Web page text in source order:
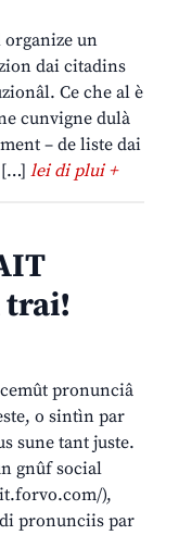
un
dai citadins
Ce che al è
cunvigne dulà
– de liste dai
[…] lei di plui +
trai!
pronunciâ
o sintìn par
sune tant juste.
gnûf social
),
pronunciis par